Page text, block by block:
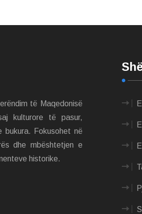
të Maqedonisë
kulturore të pasur,
bukura. Fokusohet në
dhe mbështetjen e
historike.